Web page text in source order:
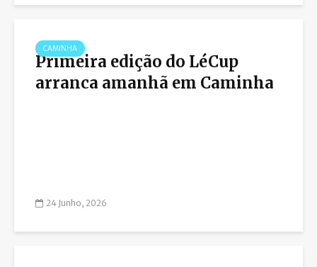
CAMINHA
Primeira edição do LéCup
arranca amanhã em Caminha
24 Junho, 2026